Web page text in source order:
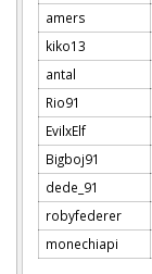
amers
kiko13
antal
Rio91
EvilxElf
Bigboj91
dede_91
robyfederer
monechiapi